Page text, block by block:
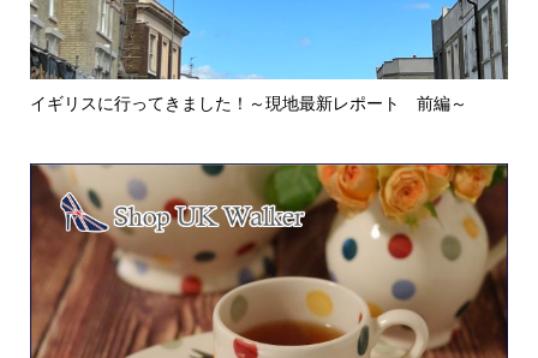
イギリスに行ってきました！～現地最新レポート 前編～